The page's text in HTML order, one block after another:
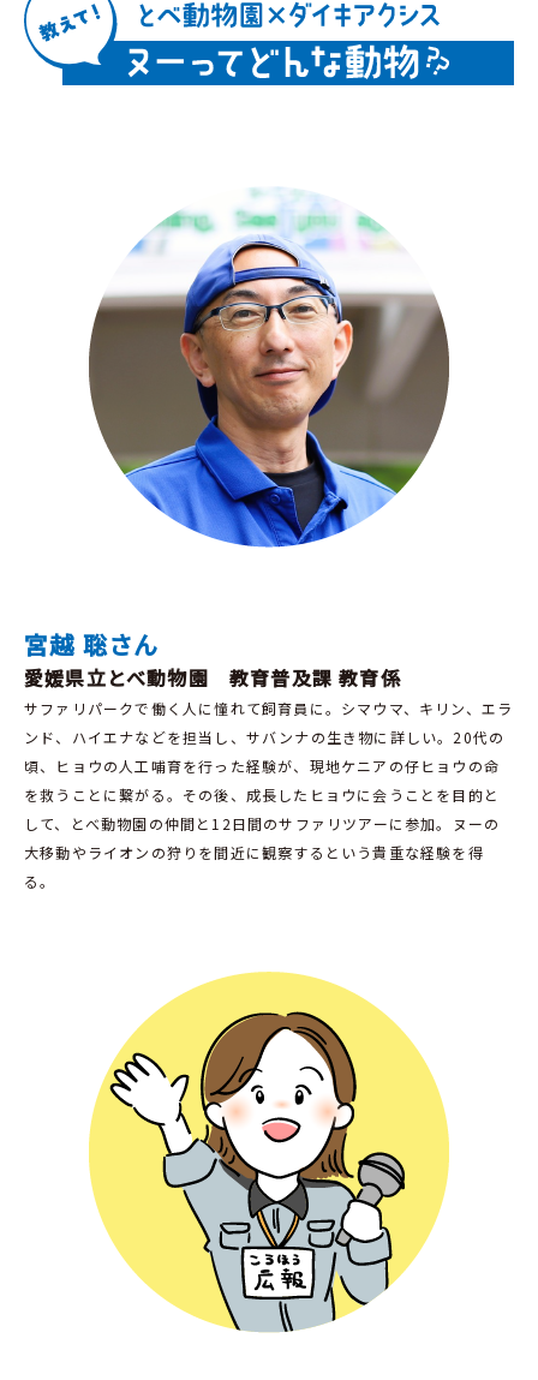
宮越 聡さん
愛媛県立とべ動物園 教育普及課 教育係
サファリパークで働く人に憧れて飼育員に。シマウマ、キリン、エラ
ンド、ハイエナなどを担当し、サバンナの生き物に詳しい。20代の
頃、ヒョウの人工哺育を行った経験が、現地ケニアの仔ヒョウの命
を救うことに繋がる。その後、成長したヒョウに会うことを目的と
して、とべ動物園の仲間と12日間のサファリツアーに参加。ヌーの
大移動やライオンの狩りを間近に観察するという貴重な経験を得
る。